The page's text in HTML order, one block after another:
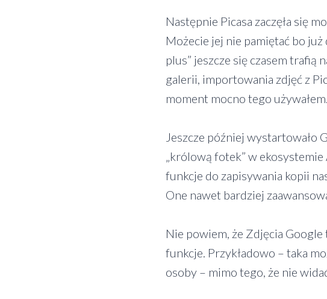
Następnie Picasa zaczęła się
Możecie jej nie pamiętać bo
plus” jeszcze się czasem trafią
galerii, importowania zdjęć z
moment mocno tego używałem.
Jeszcze później wystartowało
„królową fotek” w
funkcje do zapisywania kopii
One nawet bardziej
Nie powiem, że Zdjęcia Google
funkcje. Przykładowo – taka
osoby – mimo tego, że nie